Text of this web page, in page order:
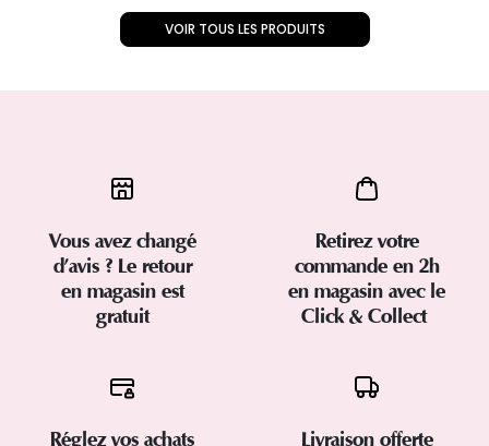
VOIR TOUS LES PRODUITS
Vous avez changé
d’avis ? Le retour
en magasin est
gratuit
Retirez votre
commande en 2h
en magasin avec le
Click & Collect
Réglez vos achats
Livraison offerte